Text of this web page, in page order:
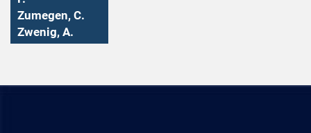
Zumegen, C.
Zwenig, A.